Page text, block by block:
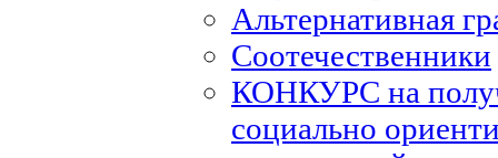
Альтернативная
Соотечественники
КОНКУРС на
социально